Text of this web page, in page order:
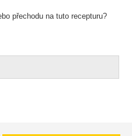
přechodu na tuto recepturu?